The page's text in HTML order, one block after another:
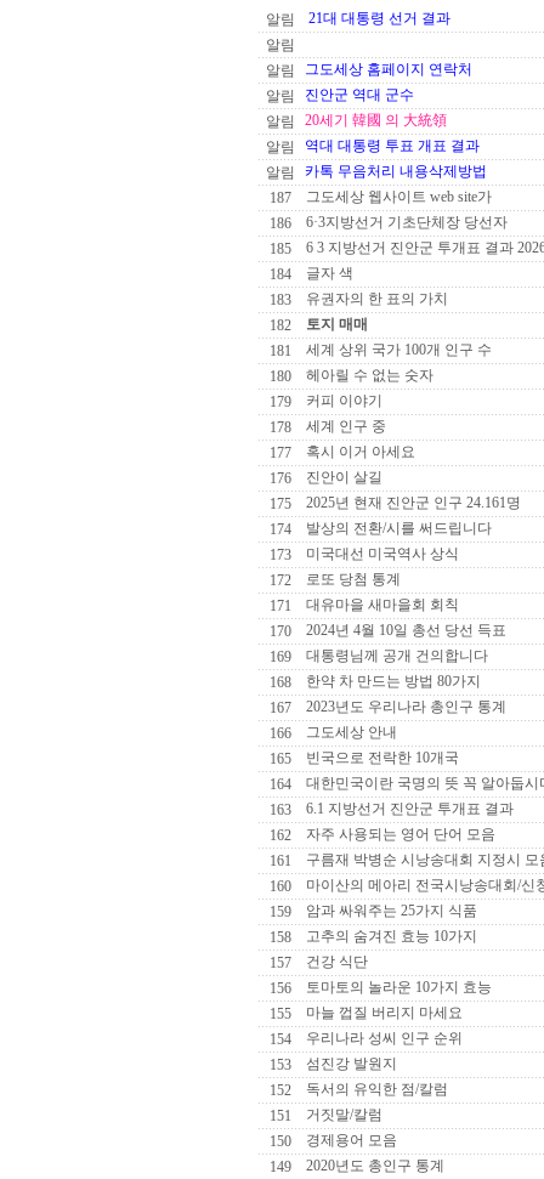
알림
21대 대통령 선거 결과
알림
알림
그도세상 홈페이지 연락처
알림
진안군 역대 군수
알림
20세기 韓國 의 大統領
알림
역대 대통령 투표 개표 결과
알림
카톡 무음처리 내용삭제방법
187
그도세상 웹사이트 web site가
186
6·3지방선거 기초단체장 당선자
185
6 3 지방선거 진안군 투개표 결과
184
글자 색
183
유권자의 한 표의 가치
182
토지 매매
181
세계 상위 국가 100개 인구 수
180
헤아릴 수 없는 숫자
179
커피 이야기
178
세계 인구 중
177
혹시 이거 아세요
176
진안이 살길
175
2025년 현재 진안군 인구 24.161명
174
발상의 전환/시를 써드립니다
173
미국대선 미국역사 상식
172
로또 당첨 통계
171
대유마을 새마을회 회칙
170
2024년 4월 10일 총선 당선 득표
169
대통령님께 공개 건의합니다
168
한약 차 만드는 방법 80가지
167
2023년도 우리나라 총인구 통계
166
그도세상 안내
165
빈국으로 전락한 10개국
164
대한민국이란 국명의 뜻 꼭 알아둡시
163
6.1 지방선거 진안군 투개표 결과
162
자주 사용되는 영어 단어 모음
161
구름재 박병순 시낭송대회 지정시 모
160
마이산의 메아리 전국시낭송대회/신
159
암과 싸워주는 25가지 식품
158
고추의 숨겨진 효능 10가지
157
건강 식단
156
토마토의 놀라운 10가지 효능
155
마늘 껍질 버리지 마세요
154
우리나라 성씨 인구 순위
153
섬진강 발원지
152
독서의 유익한 점/칼럼
151
거짓말/칼럼
150
경제용어 모음
149
2020년도 총인구 통계